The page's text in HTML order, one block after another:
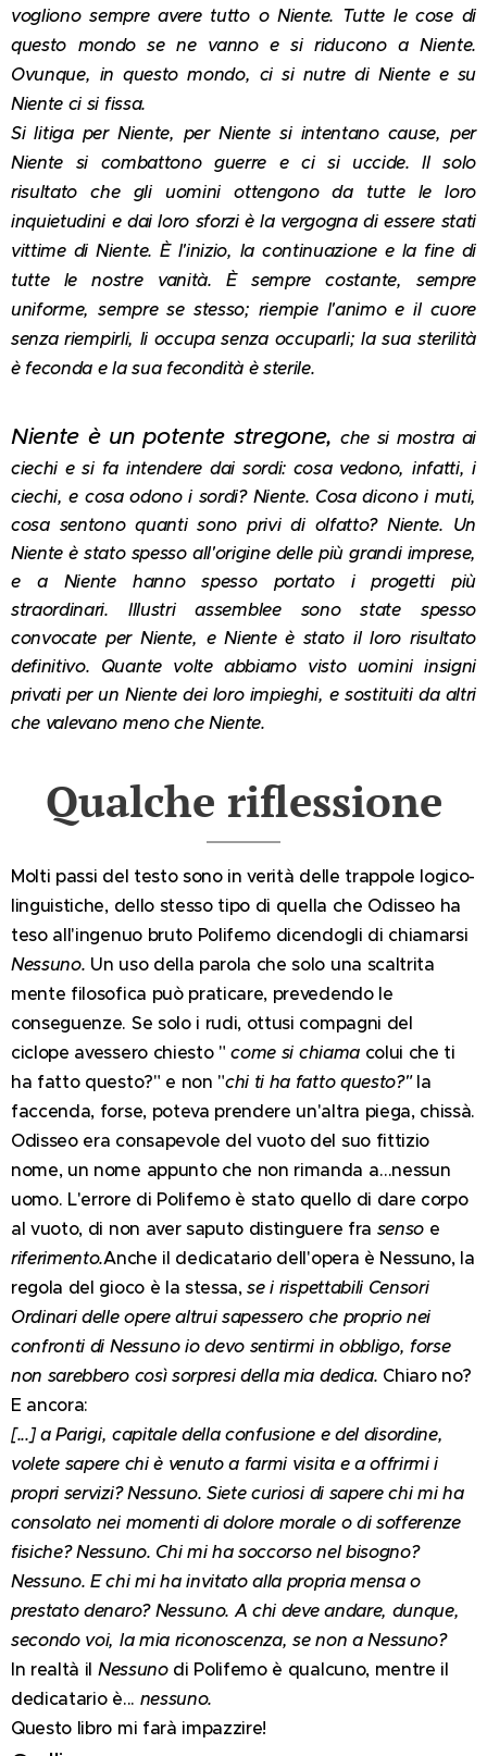
vogliono sempre avere tutto o Niente. Tutte le cose di
questo mondo se ne vanno e si riducono a Niente.
Ovunque, in questo mondo, ci si nutre di Niente e su
Niente ci si fissa.
Si litiga per Niente, per Niente si intentano cause, per
Niente si combattono guerre e ci si uccide. Il solo
risultato che gli uomini ottengono da tutte le loro
inquietudini e dai loro sforzi è la vergogna di essere stati
vittime di Niente. È l'inizio, la continuazione e la fine di
tutte le nostre vanità. È sempre costante, sempre
uniforme, sempre se stesso; riempie l'animo e il cuore
senza riempirli, li occupa senza occuparli; la sua sterilità
è feconda e la sua fecondità è sterile.
Niente è un potente stregone, che si mostra ai
ciechi e si fa intendere dai sordi: cosa vedono, infatti, i
ciechi, e cosa odono i sordi? Niente. Cosa dicono i muti,
cosa sentono quanti sono privi di olfatto? Niente. Un
Niente è stato spesso all'origine delle più grandi imprese,
e a Niente hanno spesso portato i progetti più
straordinari. Illustri assemblee sono state spesso
convocate per Niente, e Niente è stato il loro risultato
definitivo. Quante volte abbiamo visto uomini insigni
privati per un Niente dei loro impieghi, e sostituiti da altri
che valevano meno che Niente.
Qualche riflessione
Molti passi del testo sono in verità delle trappole logico-
linguistiche, dello stesso tipo di quella che Odisseo ha
teso all'ingenuo bruto Polifemo dicendogli di chiamarsi
Nessuno. Un uso della parola che solo una scaltrita
mente filosofica può praticare, prevedendo le
conseguenze. Se solo i rudi, ottusi compagni del
ciclope avessero chiesto "come si chiama colui che ti
ha fatto questo?" e non "chi ti ha fatto questo?"la
faccenda, forse, poteva prendere un'altra piega, chissà.
Odisseo era consapevole del vuoto del suo fittizio
nome, un nome appunto che non rimanda a…nessun
uomo. L'errore di Polifemo è stato quello di dare corpo
al vuoto, di non aver saputo distinguere fra senso e
riferimento.Anche il dedicatario dell'opera è Nessuno, la
regola del gioco è la stessa,se i rispettabili Censori
Ordinari delle opere altrui sapessero che proprio nei
confronti di Nessunoio devo sentirmi in obbligo, forse
non sarebbero così sorpresi della mia dedica. Chiaro no?
E ancora:
[...] a Parigi, capitale della confusione e del disordine,
volete sapere chi è venuto a farmi visita e a offrirmi i
propri servizi?Nessuno. Siete curiosi di sapere chi mi ha
consolato nei momenti di dolore morale o di sofferenze
fisiche?Nessuno. Chi mi ha soccorso nel bisogno?
Nessuno. E chi mi ha invitato alla propria mensa o
prestato denaro?Nessuno. A chi deve andare, dunque,
secondo voi, la mia riconoscenza, se non aNessuno?
In realtà il Nessunodi Polifemo è qualcuno, mentre il
dedicatario è... nessuno.
Questo libro mi farà impazzire!